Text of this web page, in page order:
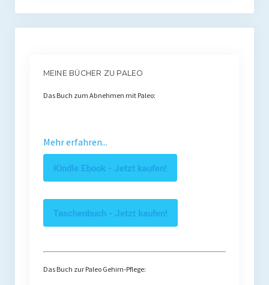
MEINE BÜCHER ZU PALEO
Das Buch zum Abnehmen mit Paleo:
Mehr erfahren...
Kindle Ebook - Jetzt kaufen!
Taschenbuch - Jetzt kaufen!
Das Buch zur Paleo Gehirn-Pflege: